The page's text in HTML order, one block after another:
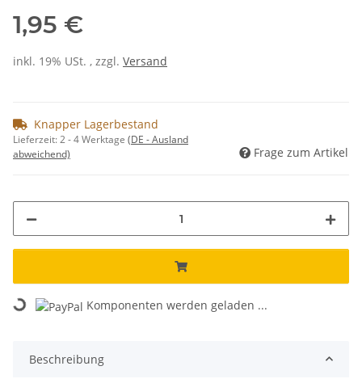
1,95 €
inkl. 19% USt. , zzgl. Versand
Knapper Lagerbestand
Lieferzeit:2 - 4 Werktage (DE - Ausland
abweichend)
Frage zum Artikel
Loading... Komponenten werden geladen ...
Beschreibung